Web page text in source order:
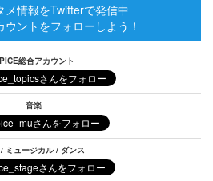
メ情報をTwitterで発信中
ウントをフォローしよう！
総合アカウント
音楽
ミュージカル / ダンス